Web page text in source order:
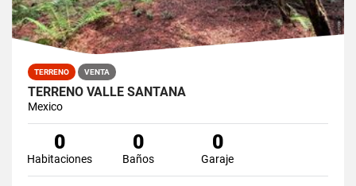
TERRENO VENTA
TERRENO VALLE SANTANA
Mexico
0
Habitaciones
0
Baños
0
Garaje